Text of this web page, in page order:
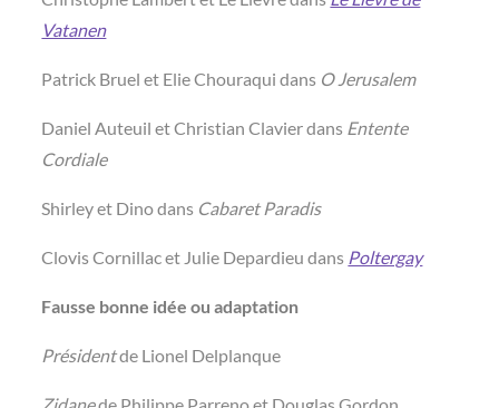
Vatanen
Patrick Bruel et Elie Chouraqui dans O Jerusalem
Daniel Auteuil et Christian Clavier dans Entente
Cordiale
Shirley et Dino dans Cabaret Paradis
Clovis Cornillac et Julie Depardieu dans Poltergay
Fausse bonne idée ou adaptation
Présidentde Lionel Delplanque